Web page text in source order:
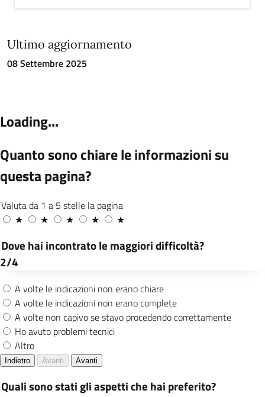
Ultimo aggiornamento
08 Settembre 2025